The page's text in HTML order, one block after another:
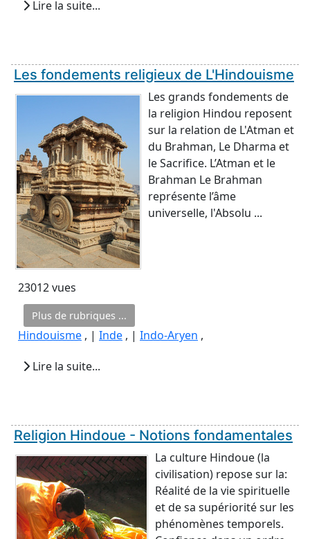
Lire la suite...
Les fondements religieux de L'Hindouisme
Les grands fondements de
la religion Hindou reposent
sur la relation de L'Atman et
du Brahman, Le Dharma et
le Sacrifice. L’Atman et le
Brahman Le Brahman
représente l’âme
universelle, l'Absolu ...
23012 vues
Plus de rubriques ...
Hindouisme , | Inde , | Indo-Aryen ,
Lire la suite...
Religion Hindoue - Notions fondamentales
La culture Hindoue (la
civilisation) repose sur la:
Réalité de la vie spirituelle
et de sa supériorité sur les
phénomènes temporels.